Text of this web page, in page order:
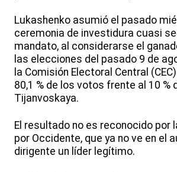
Lukashenko asumió el pasado
ceremonia de investidura cuasi
mandato, al considerarse el
las elecciones del pasado 9 de
la Comisión Electoral Central
80,1 % de los votos frente al 10 %
Tijanvoskaya.
El resultado no es reconocido por
por Occidente, que ya no ve en el
dirigente un líder legítimo.